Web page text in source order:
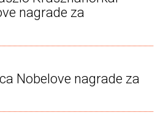
nagrade za
Nobelove nagrade za